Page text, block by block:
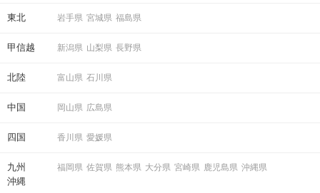
東北 岩手県 宮城県 福島県
甲信越 新潟県 山梨県 長野県
北陸 富山県 石川県
中国 岡山県 広島県
四国 香川県 愛媛県
九州
沖縄
福岡県 佐賀県 熊本県 大分県 宮崎県 鹿児島県 沖縄県